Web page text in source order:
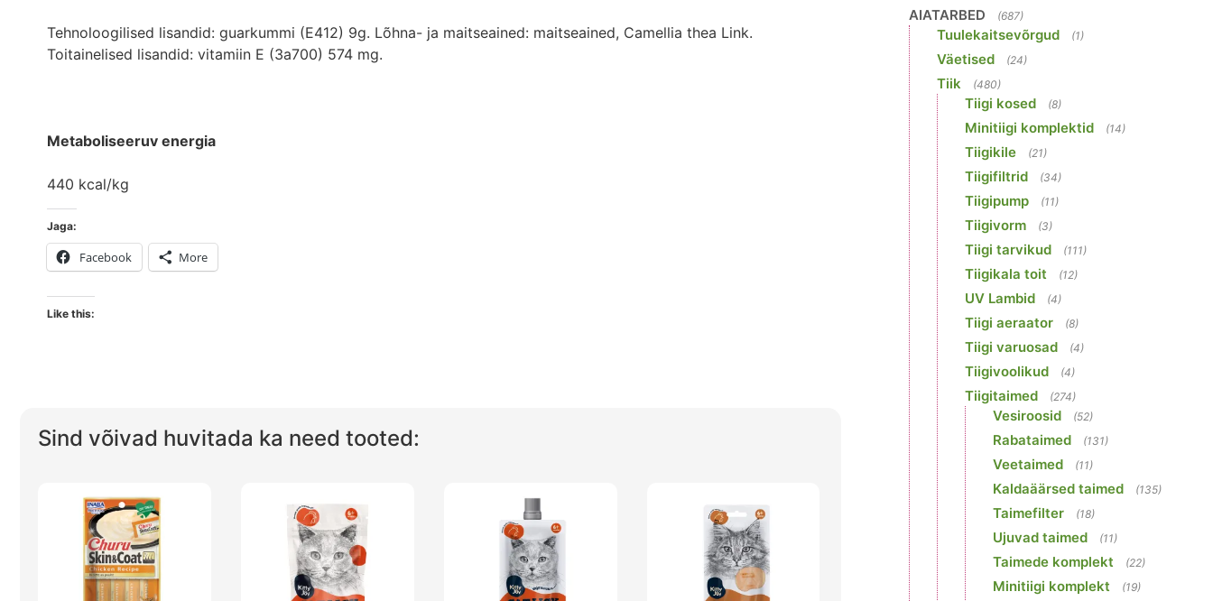
Tehnoloogilised lisandid: guarkummi (E412) 9g. Lõhna- ja maitseained: maitseained, Camellia thea Link.
Toitainelised lisandid: vitamiin E (3a700) 574 mg.
Metaboliseeruv energia
440 kcal/kg
Jaga:
Facebook More
Like this:
Sind võivad huvitada ka need tooted:
AIATARBED (687)
Tuulekaitsevõrgud (1)
Väetised (24)
Tiik (480)
Tiigi kosed (8)
Minitiigi komplektid (14)
Tiigikile (21)
Tiigifiltrid (34)
Tiigipump (11)
Tiigivorm (3)
Tiigi tarvikud (111)
Tiigikala toit (12)
UV Lambid (4)
Tiigi aeraator (8)
Tiigi varuosad (4)
Tiigivoolikud (4)
Tiigitaimed (274)
Vesiroosid (52)
Rabataimed (131)
Veetaimed (11)
Kaldaäärsed taimed (135)
Taimefilter (18)
Ujuvad taimed (11)
Taimede komplekt (22)
Minitiigi komplekt (19)